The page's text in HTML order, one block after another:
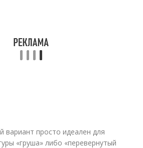
вариант просто идеален для
«груша» либо «перевернутый